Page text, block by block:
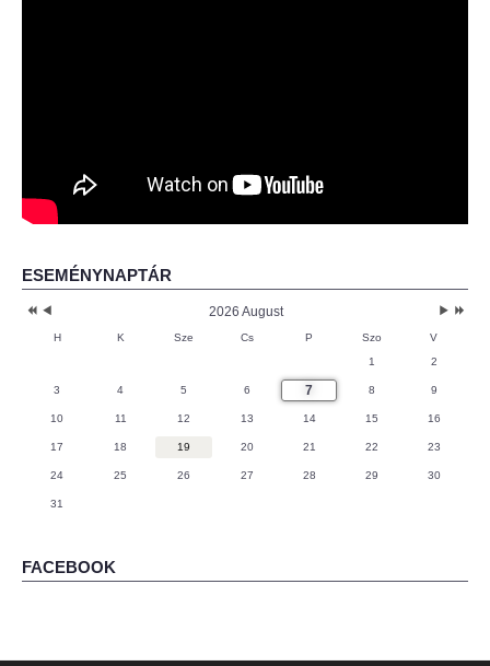
ESEMÉNYNAPTÁR
2026 August
H K Sze Cs P Szo
V
1
2
3 4 5 6 7 8 9
10 11 12 13 14 15 16
17 18 19 20 21 22 23
24 25 26 27 28 29 30
31
FACEBOOK